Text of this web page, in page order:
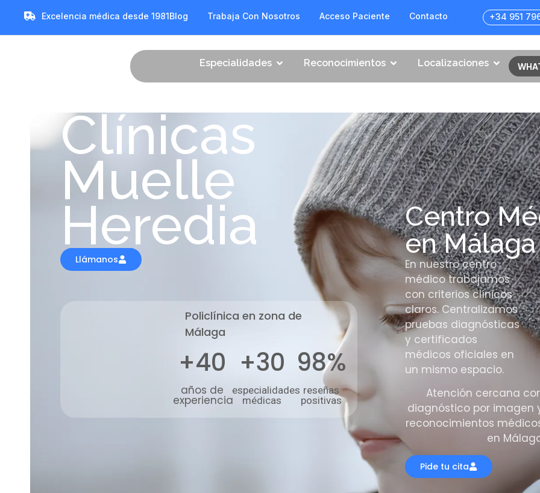
Excelencia médica desde 1981Blog Trabaja Con Nosotros Acceso Paciente Contacto +34 951
Especialidades Reconocimientos Localizaciones
Clínicas
Muelle
Heredia
Llámanos
Policlínica en zona de
Málaga
+40
años de
experiencia
+30
especialidades
médicas
98%
reseñas
positivas
Centro
en Málaga
En nuestro centro
médico trabajamos
con criterios clínicos
claros. Centralizamos
pruebas diagnósticas
y certificados
médicos oficiales en
un mismo espacio.
Atención cercana
diagnóstico por imagen
reconocimientos
en
Pide tu cita